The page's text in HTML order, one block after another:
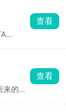
，完
获得
，能
的挑
家可
的造
人经
查看
的送
查看